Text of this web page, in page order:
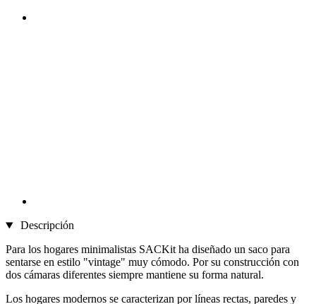
Descripción
Para los hogares minimalistas SACKit ha diseñado un saco para
sentarse en estilo "vintage" muy cómodo. Por su construcción con
dos cámaras diferentes siempre mantiene su forma natural.
Los hogares modernos se caracterizan por líneas rectas, paredes y